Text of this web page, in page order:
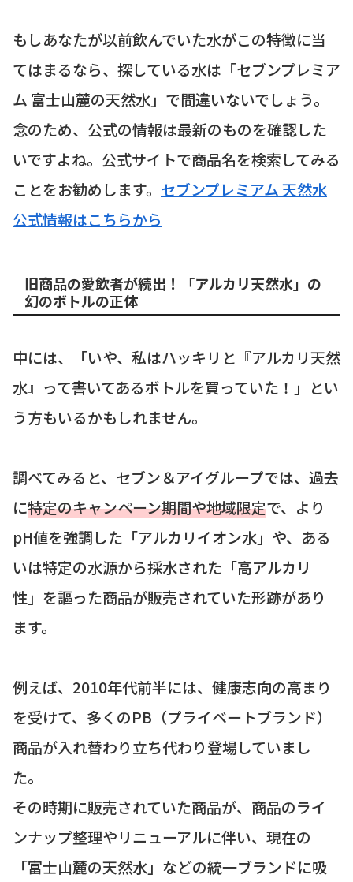
もしあなたが以前飲んでいた水がこの特徴に当
てはまるなら、探している水は「セブンプレミア
ム 富士山麓の天然水」で間違いないでしょう。
念のため、公式の情報は最新のものを確認した
いですよね。公式サイトで商品名を検索してみる
ことをお勧めします。 セブンプレミアム 天然水
公式情報はこちらから
旧商品の愛飲者が続出！「アルカリ天然水」の
幻のボトルの正体
中には、「いや、私はハッキリと『アルカリ天然
水』って書いてあるボトルを買っていた！」とい
う方もいるかもしれません。
調べてみると、セブン＆アイグループでは、過去
に特定のキャンペーン期間や地域限定で、より
pH値を強調した「アルカリイオン水」や、ある
いは特定の水源から採水された「高アルカリ
性」を謳った商品が販売されていた形跡があり
ます。
例えば、2010年代前半には、健康志向の高まり
を受けて、多くのPB（プライベートブランド）
商品が入れ替わり立ち代わり登場していまし
た。
その時期に販売されていた商品が、商品のライ
ンナップ整理やリニューアルに伴い、現在の
「富士山麓の天然水」などの統一ブランドに吸